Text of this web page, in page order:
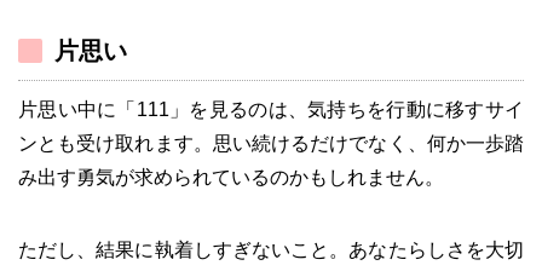
片思い
片思い中に「111」を見るのは、気持ちを行動に移すサイ
ンとも受け取れます。思い続けるだけでなく、何か一歩踏
み出す勇気が求められているのかもしれません。
ただし、結果に執着しすぎないこと。あなたらしさを大切